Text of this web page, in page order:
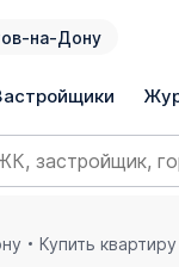
Купить